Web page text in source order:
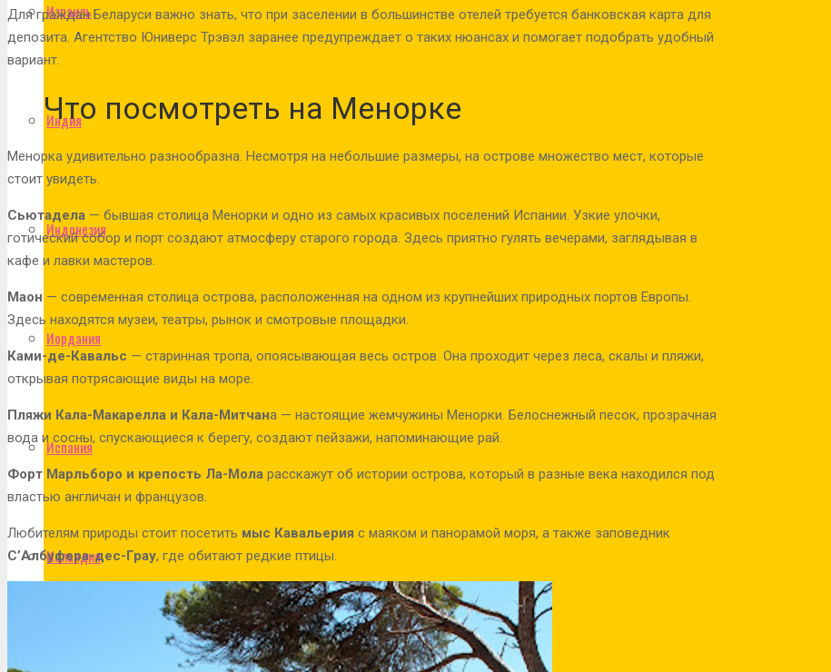
Израиль
Индия
Индонезия
Иордания
Испания
Исландия
Для граждан Беларуси важно знать, что при заселении в большинстве отелей требуется банковская карта для
депозита. Агентство Юниверс Трэвэл заранее предупреждает о таких нюансах и помогает подобрать удобный
вариант.
Что посмотреть на Менорке
Менорка удивительно разнообразна. Несмотря на небольшие размеры, на острове множество мест, которые
стоит увидеть.
Сьютадела — бывшая столица Менорки и одно из самых красивых поселений Испании. Узкие улочки,
готический собор и порт создают атмосферу старого города. Здесь приятно гулять вечерами, заглядывая в
кафе и лавки мастеров.
Маон — современная столица острова, расположенная на одном из крупнейших природных портов Европы.
Здесь находятся музеи, театры, рынок и смотровые площадки.
Ками-де-Кавальс — старинная тропа, опоясывающая весь остров. Она проходит через леса, скалы и пляжи,
открывая потрясающие виды на море.
Пляжи Кала-Макарелла и Кала-Митчана — настоящие жемчужины Менорки. Белоснежный песок, прозрачная
вода и сосны, спускающиеся к берегу, создают пейзажи, напоминающие рай.
Форт Марльборо и крепость Ла-Мола расскажут об истории острова, который в разные века находился под
властью англичан и французов.
Любителям природы стоит посетить мыс Кавальерия с маяком и панорамой моря, а также заповедник
С’Албуфера-дес-Грау, где обитают редкие птицы.